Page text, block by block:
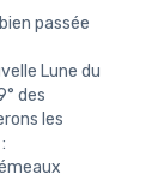
passée
Lune du
des
les